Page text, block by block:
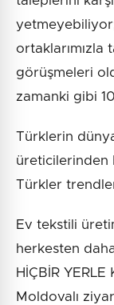
ortaklarımızla
görüşmeleri
zamanki gibi 10
Türklerin
üreticilerinden
Türkler
Ev tekstili
herkesten
HİÇBİR YERLE
Moldovalı